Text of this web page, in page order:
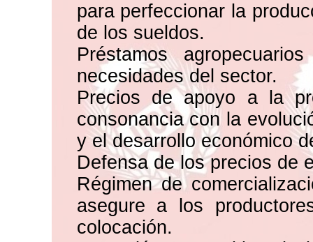
para perfeccionar la
de los sueldos.
Préstamos
necesidades del sector.
Precios de apoyo a la
consonancia con la
y el desarrollo económico
Defensa de los precios de
Régimen de
asegure a los
colocación.